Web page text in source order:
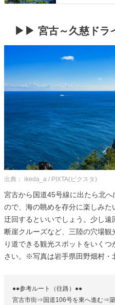
▶▶ 宮古～久慈ドラ
出典： ikeda_a / PIXTA(ピクスタ)
宮古から国道45号線に出たら北
ので、海の眺めを存分に楽しみ
迂回するといいでしょう。少し
断崖クルーズなど、三陸の穴場
り道できる観光スポットをいく
さい。※写真は岩手県田野畑村・
●●参考ルート（往路）●●
宮古市街⇒国道106号を東へ進む⇒